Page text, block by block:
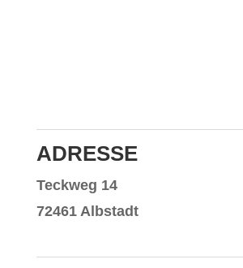
ADRESSE
Teckweg 14
72461 Albstadt